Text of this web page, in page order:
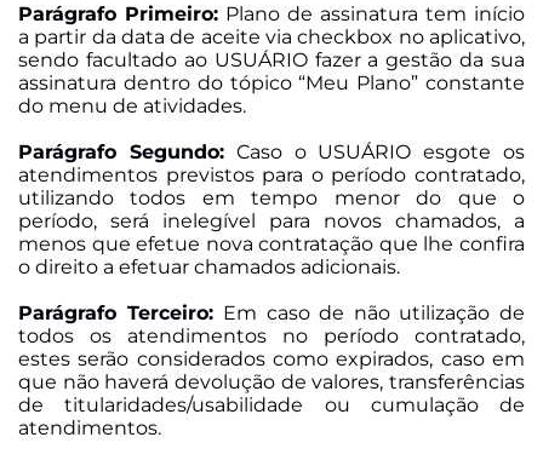
Parágrafo Primeiro: Plano de assinatura tem início
a partir da data de aceite via checkbox no aplicativo,
sendo facultado ao USUÁRIO fazer a gestão da sua
assinatura dentro do tópico “Meu Plano” constante
do menu de atividades.
Parágrafo Segundo:Caso o USUÁRIO esgote os
atendimentos previstos para o período contratado,
utilizando todos em tempo menor do que o
período, será inelegível para novos chamados, a
menos que efetue nova contratação que lhe confira
o direito a efetuar chamados adicionais.
Parágrafo Terceiro: Em caso de não utilização de
todos os atendimentos no período contratado,
estes serão considerados como expirados, caso em
que não haverá devolução de valores, transferências
de titularidades/usabilidade ou cumulação de
atendimentos.